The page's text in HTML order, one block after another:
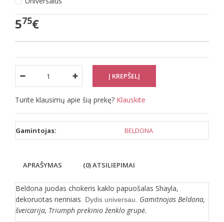
575€
Turite klausimų apie šią prekę? Klauskite
Gamintojas: BELDONA
APRAŠYMAS (0) ATSILIEPIMAI
Beldona juodas chokeris kaklo papuošalas Shayla,
dekoruotas neriniais . Dydis universau. Gamitnojas Beldona,
šveicarija, Triumph prekinio ženklo grupė.